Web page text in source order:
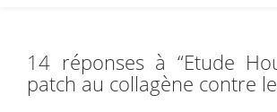
14 réponses à “Etude
patch au collagène contre